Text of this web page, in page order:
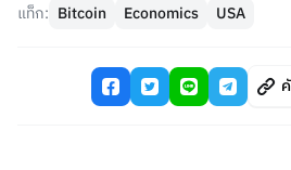
แท็ก: Bitcoin Economics USA